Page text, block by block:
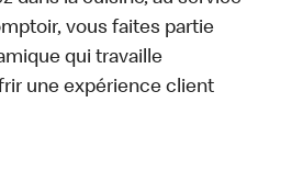
vous faites partie
qui travaille
une expérience client